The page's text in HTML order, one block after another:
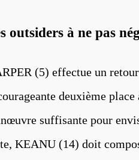
outsiders à ne pas
(5) effectue un
deuxième
suffisante pour
KEANU (14) doit